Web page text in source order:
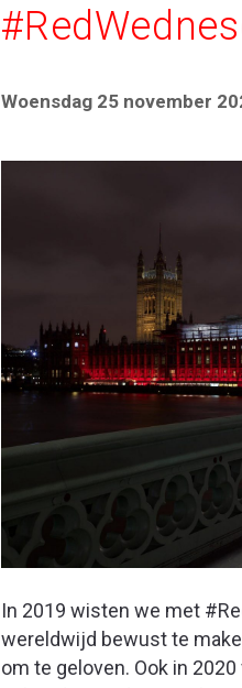
Woensdag 25 november
In 2019 wisten we met
wereldwijd bewust te
om te geloven. Ook in